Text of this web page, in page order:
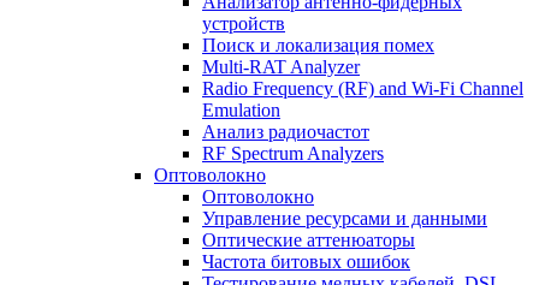
устройств
Поиск и локализация помех
Multi-RAT Analyzer
Radio Frequency (RF) and Wi-Fi Channel
Emulation
Анализ радиочастот
RF Spectrum Analyzers
Оптоволокно
Оптоволокно
Управление ресурсами и данными
Оптические aттенюаторы
Частота битовых ошибок